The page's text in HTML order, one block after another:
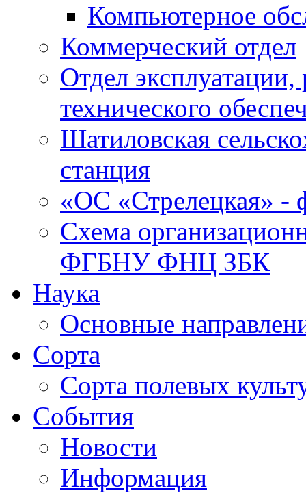
Компьютерное
Коммерческий отдел
Отдел
технического
Шатиловская
станция
«ОС «Стрелецкая»
Схема
ФГБНУ ФНЦ ЗБК
Наука
Основные
Сорта
Сорта полевых
События
Новости
Информация